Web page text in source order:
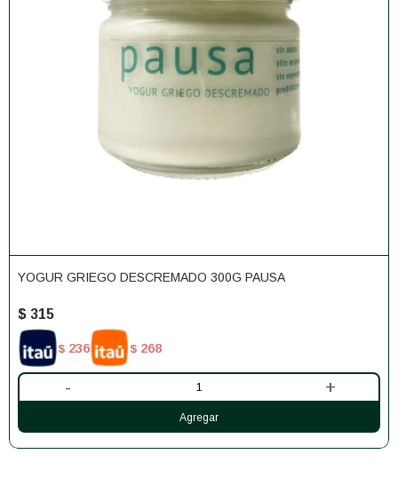
YOGUR GRIEGO DESCREMADO 300G PAUSA
$ 315
$ 236 $ 268
- +